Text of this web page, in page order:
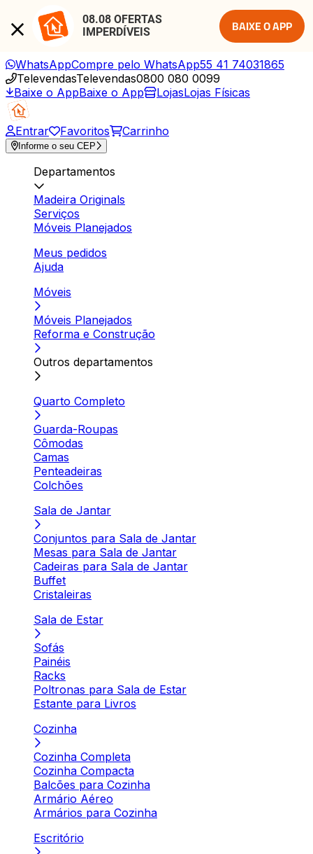
08.08 OFERTAS
IMPERDÍVEIS
BAIXE O APP
WhatsAppCompre pelo WhatsApp55 41 74031865
TelevendasTelevendas0800 080 0099
Baixe o AppBaixe o App LojasLojas Físicas
Entrar Favoritos Carrinho
Informe o seu CEP
Departamentos
Madeira Originals
Serviços
Móveis Planejados
Meus pedidos
Ajuda
Móveis
Móveis Planejados
Reforma e Construção
Outros departamentos
Quarto Completo
Guarda-Roupas
Cômodas
Camas
Penteadeiras
Colchões
Sala de Jantar
Conjuntos para Sala de Jantar
Mesas para Sala de Jantar
Cadeiras para Sala de Jantar
Buffet
Cristaleiras
Sala de Estar
Sofás
Painéis
Racks
Poltronas para Sala de Estar
Estante para Livros
Cozinha
Cozinha Completa
Cozinha Compacta
Balcões para Cozinha
Armário Aéreo
Armários para Cozinha
Escritório